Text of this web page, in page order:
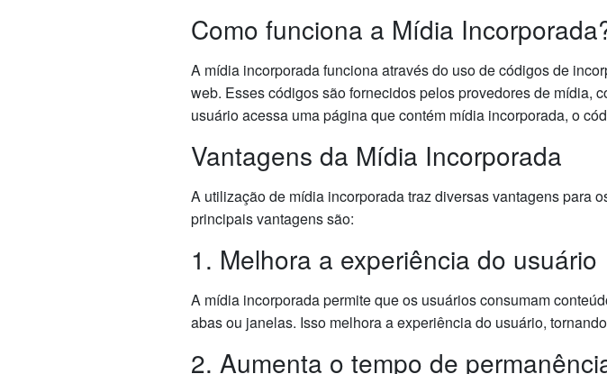
Como funciona a Mídia
A mídia incorporada funciona através do uso de códigos de
web. Esses códigos são fornecidos pelos provedores de mídia,
usuário acessa uma página que contém mídia incorporada, o
Vantagens da Mídia Incorporada
A utilização de mídia incorporada traz diversas vantagens para
principais vantagens são:
1. Melhora a experiência do usuário
A mídia incorporada permite que os usuários consumam
abas ou janelas. Isso melhora a experiência do usuário,
2. Aumenta o tempo de